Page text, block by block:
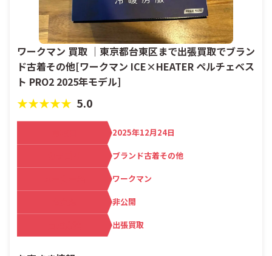
ワークマン 買取 ｜東京都台東区まで出張買取でブラン
ド古着その他[ワークマン ICE×HEATER ペルチェベス
ト PRO2 2025年モデル]
★★★★★ 5.0
2025年12月24日
ブランド古着その他
ワークマン
非公開
出張買取